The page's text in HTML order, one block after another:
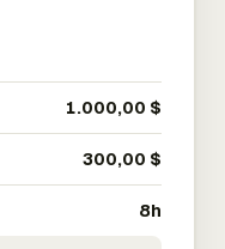
1.000,00 $
300,00 $
8h